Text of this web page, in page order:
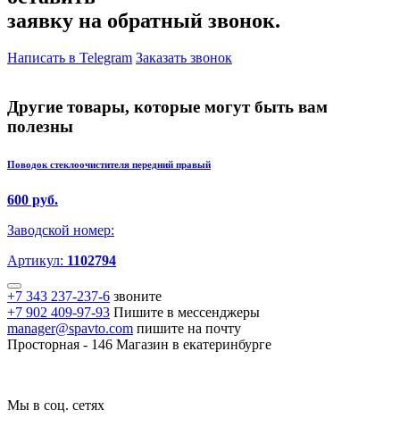
заявку на обратный звонок.
Написать в Telegram Заказать звонок
Другие товары, которые могут быть вам
полезны
Поводок стеклоочистителя передний правый
600 руб.
Заводской номер:
Артикул: 1102794
+7 343 237-237-6 звоните
+7 902 409-97-93 Пишите в мессенджеры
manager@spavto.com пишите на почту
Просторная - 146 Магазин в екатеринбурге
Мы в соц. сетях